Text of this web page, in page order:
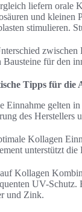
liefern orale
und kleinen
stimulieren.
zwischen
Bausteine für den
Tipps für die
Einnahme gelten
des Herstellers
Kollagen
unterstützt
auf Kollagen
UV-Schutz.
und Zink.